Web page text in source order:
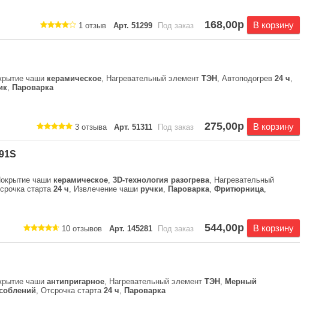
1 отзыв Арт. 51299 Под заказ 168,00р В корзину
чаши керамическое, Нагревательный элемент ТЭН , Автоподогрев 24 ч,
, Пароварка
3 отзыва Арт. 51311 Под заказ 275,00р В корзину
чаши керамическое, 3D-технология разогрева, Нагревательный
старта 24 ч, Извлечение чаши ручки, Пароварка, Фритюрница,
10 отзывов Арт. 145281 Под заказ 544,00р В корзину
чаши антипригарное, Нагревательный элемент ТЭН , Мерный
, Отсрочка старта 24 ч, Пароварка